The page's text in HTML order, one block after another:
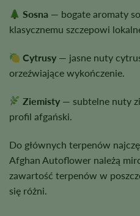
Sosna — bogate aromaty
klasycznemu szczepowi
Cytrusy — jasne nuty
orzeźwiające wykończenie.
Ziemisty — subtelne nuty
profil afgański.
Do głównych terpenów
Afghan Autoflower należą
zawartość terpenów w
się różni.